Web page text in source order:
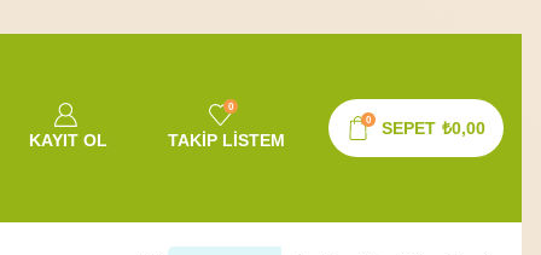
KAYIT OL
0
TAKIP LISTEM
0 SEPET ₺0,00